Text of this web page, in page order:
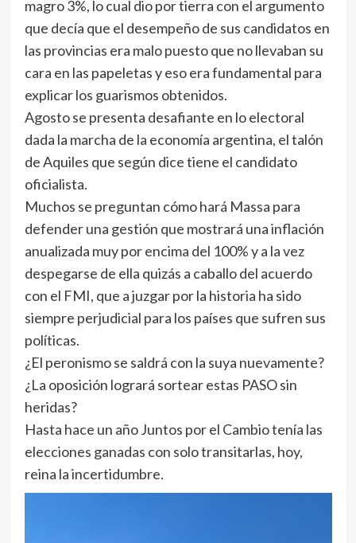
magro 3%, lo cual dio por tierra con el argumento
que decía que el desempeño de sus candidatos en
las provincias era malo puesto que no llevaban su
cara en las papeletas y eso era fundamental para
explicar los guarismos obtenidos.
Agosto se presenta desafiante en lo electoral
dada la marcha de la economía argentina, el talón
de Aquiles que según dice tiene el candidato
oficialista.
Muchos se preguntan cómo hará Massa para
defender una gestión que mostrará una inflación
anualizada muy por encima del 100% y a la vez
despegarse de ella quizás a caballo del acuerdo
con el FMI, que a juzgar por la historia ha sido
siempre perjudicial para los países que sufren sus
políticas.
¿El peronismo se saldrá con la suya nuevamente?
¿La oposición logrará sortear estas PASO sin
heridas?
Hasta hace un año Juntos por el Cambio tenía las
elecciones ganadas con solo transitarlas, hoy,
reina la incertidumbre.